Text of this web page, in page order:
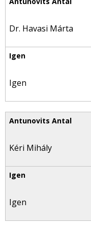
Dr. Havasi Márta
Igen
Kéri Mihály
Igen